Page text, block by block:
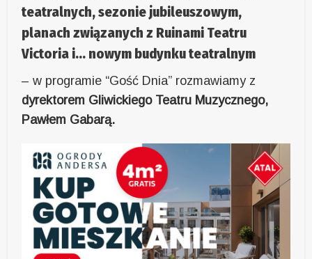
teatralnych, sezonie jubileuszowym,
planach związanych z Ruinami Teatru
Victoria i… nowym budynku teatralnym
– w programie “Gość Dnia” rozmawiamy z
dyrektorem Gliwickiego Teatru Muzycznego,
Pawłem Gabarą.